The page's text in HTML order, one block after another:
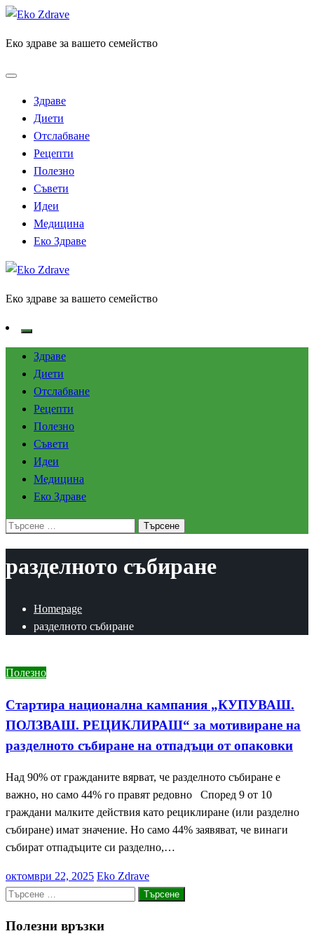
Skip
content
Еко здраве за вашето семейство
Здраве
Диети
Отслабване
Рецепти
Полезно
Съвети
Идеи
Медицина
Еко Здраве
Еко здраве за вашето семейство
Здраве
Диети
Отслабване
Рецепти
Полезно
Съвети
Идеи
Медицина
Еко Здраве
Търсене
разделното събиране
Homepage
разделното събиране
Полезно
Стартира национална кампания „КУПУВАШ.
ПОЛЗВАШ. РЕЦИКЛИРАШ“ за мотивиране на
разделното събиране на отпадъци от опаковки
Над 90% от гражданите вярват, че разделното събиране е
важно, но само 44% го правят редовно Според 9 от 10
граждани малките действия като рециклиране (или разделно
събиране) имат значение. Но само 44% заявяват, че винаги
събират отпадъците си разделно,…
Posted
on
октомври 22, 2025 Eko Zdrave
Търсене
Полезни връзки